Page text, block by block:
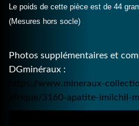
Le poids de cette pièce est de 44
(Mesures hors socle)
Photos supplémentaires et
DGminéraux :
https://www.mineraux-
afrique/3160-apatite-imilchil-